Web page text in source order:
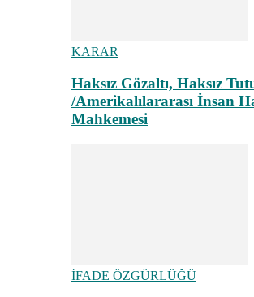
KARAR
Haksız Gözaltı, Haksız
/Amerikalılararası İnsan
Mahkemesi
İFADE ÖZGÜRLÜĞÜ